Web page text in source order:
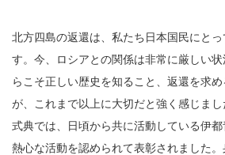
北方四島の返還は、私たち日本国民にと
す。今、ロシアとの関係は非常に厳しい
らこそ正しい歴史を知ること、返還を求
が、これまで以上に大切だと強く感じまし
式典では、日頃から共に活動している伊都
熱心な活動を認められて表彰されました